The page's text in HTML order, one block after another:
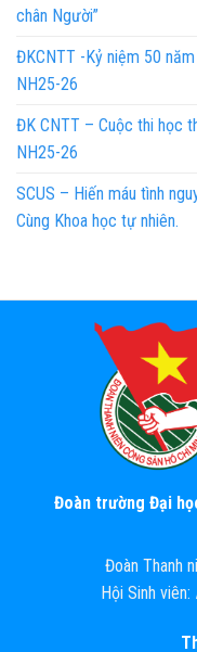
chân Người”
ĐKCNTT -Kỷ niệm 50
NH25-26
ĐK CNTT – Cuộc thi học
NH25-26
SCUS – Hiến máu tình
Cùng Khoa học tự nhiên.
Đoàn trường Đại
Đoàn Thanh
Hội Sinh viên: